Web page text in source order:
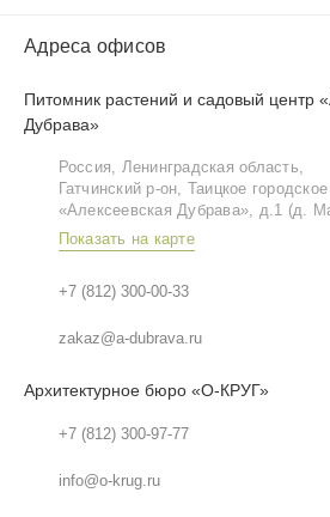
Адреса офисов
Питомник растений и садовый центр
Дубрава»
Россия, Ленинградская область,
Гатчинский р‑он, Таицкое
«Алексеевская Дубрава», д.1 (д.
Показать на карте
+7 (812) 300-00-33
zakaz@a-dubrava.ru
Архитектурное бюро «О-КРУГ»
+7 (812) 300-97-77
info@o-krug.ru